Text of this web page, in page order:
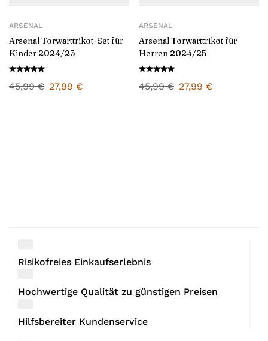
ARSENAL
Arsenal Torwarttrikot-Set für
Kinder 2024/25
45,99€ 27,99 €
ARSENAL
Arsenal Torwarttrikot für
Herren 2024/25
45,99€ 27,99 €
Risikofreies Einkaufserlebnis
Hochwertige Qualität zu günstigen Preisen
Hilfsbereiter Kundenservice